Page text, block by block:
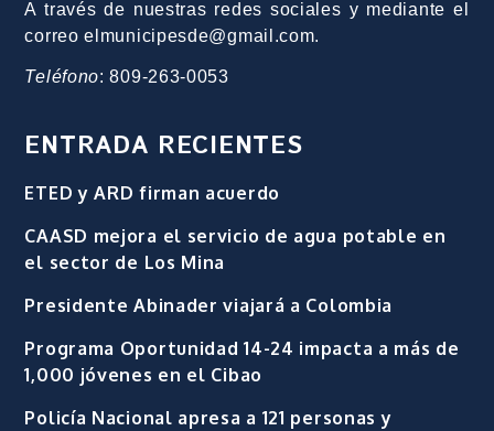
A través de nuestras redes sociales y mediante el
correo elmunicipesde@gmail.com.
Teléfono: 809-263-0053
ENTRADA RECIENTES
ETED y ARD firman acuerdo
CAASD mejora el servicio de agua potable en
el sector de Los Mina
Presidente Abinader viajará a Colombia
Programa Oportunidad 14-24 impacta a más de
1,000 jóvenes en el Cibao
Policía Nacional apresa a 121 personas y